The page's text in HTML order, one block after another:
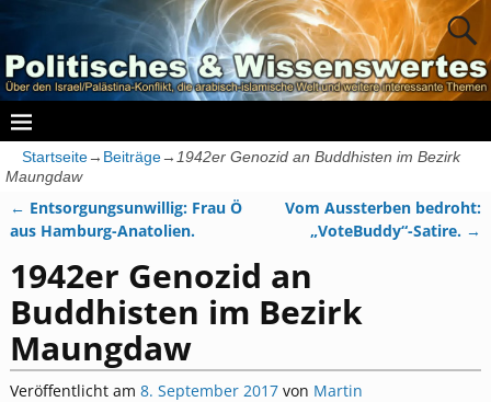
Startseite→ Beiträge→ 1942er Genozid an Buddhisten im Bezirk
Maungdaw
Artikelnavigation
← Entsorgungsunwillig: Frau Ö
aus Hamburg-Anatolien.
Vom Aussterben bedroht:
„VoteBuddy“-Satire. →
1942er Genozid an
Buddhisten im Bezirk
Maungdaw
Veröffentlicht am 8. September 2017 von Martin